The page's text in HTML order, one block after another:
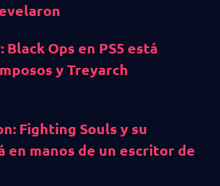
Ops en PS5 está
y Treyarch
Fighting Souls y su
en manos de un escritor de